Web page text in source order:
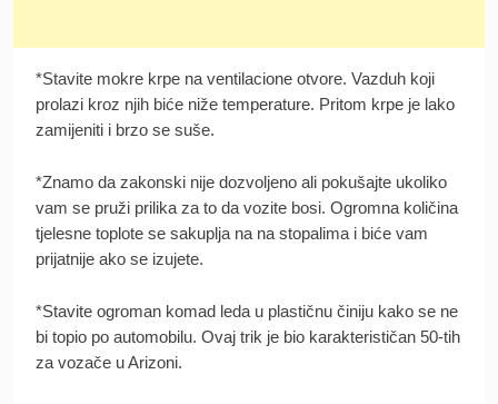
*Stavite mokre krpe na ventilacione otvore. Vazduh koji
prolazi kroz njih biće niže temperature. Pritom krpe je lako
zamijeniti i brzo se suše.
*Znamo da zakonski nije dozvoljeno ali pokušajte ukoliko
vam se pruži prilika za to da vozite bosi. Ogromna količina
tjelesne toplote se sakuplja na na stopalima i biće vam
prijatnije ako se izujete.
*Stavite ogroman komad leda u plastičnu činiju kako se ne
bi topio po automobilu. Ovaj trik je bio karakterističan 50-tih
za vozače u Arizoni.